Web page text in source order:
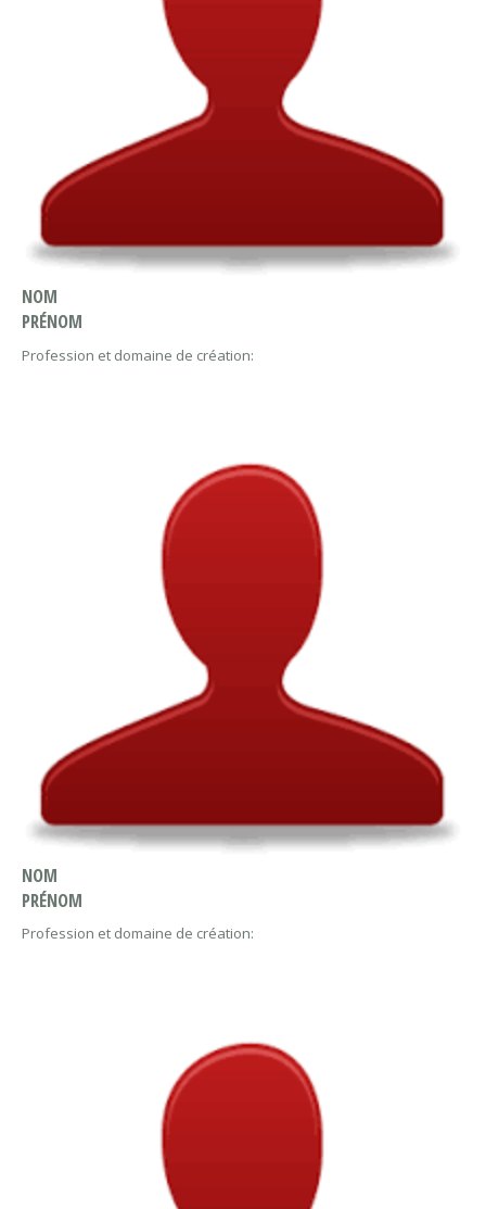
NOM
PRÉNOM
Profession et domaine de création:
NOM
PRÉNOM
Profession et domaine de création: